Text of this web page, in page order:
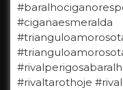
#ciganaesmeralda
#rivaltarothoje